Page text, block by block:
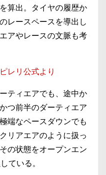
算出。タイヤの履歴か
レースペースを導出し
アやレースの文脈も考
レリ公式より
ティエアでも、途中か
つ前半のダーティエア
端なペースダウンでも
リアエアのように扱っ
の状態をオープンエン
ている。